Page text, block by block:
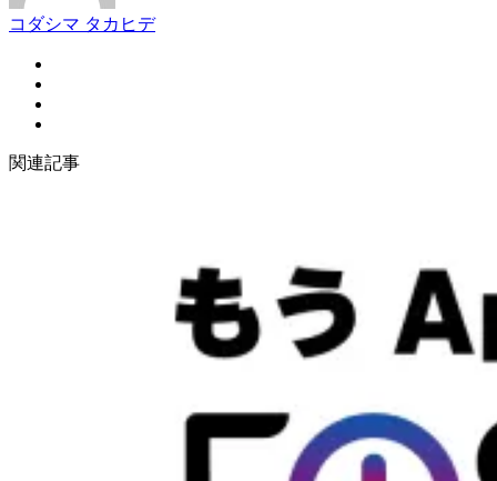
コダシマ タカヒデ
関連記事